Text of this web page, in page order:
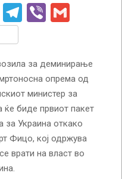
Messenger
Telegram
Viber
за деминирање
опрема од
министер за
биде првиот пакет
Украина откако
Фицо, кој одржува
врати на власт во